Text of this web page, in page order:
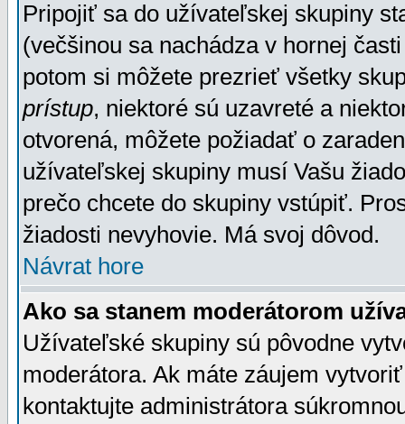
Pripojiť sa do užívateľskej skupiny
(večšinou sa nachádza v hornej
potom si môžete prezrieť všetky
prístup, niektoré sú uzavreté a
otvorená, môžete požiadať o
užívateľskej skupiny musí Vašu
prečo chcete do skupiny vstúpiť.
žiadosti nevyhovie. Má svoj dôvod.
Návrat hore
Ako sa stanem moderátorom
Užívateľské skupiny sú pôvodne
moderátora. Ak máte záujem
kontaktujte administrátora